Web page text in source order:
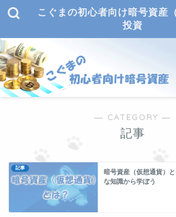
こぐまの初心者向け暗号資産
投資
― CATEGORY ―
記事
記事
暗号資産（仮想通貨）
な知識から学ぼう